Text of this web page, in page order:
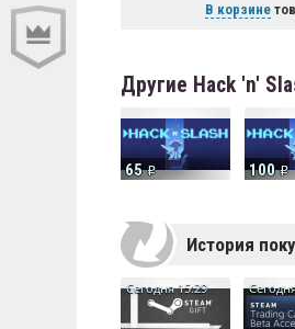
В корзине
Другие Hack 'n'
65 100
История
Сегодня 15:29